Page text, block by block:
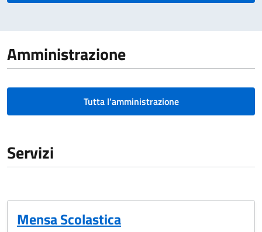
Amministrazione
Tutta l’amministrazione
Servizi
Mensa Scolastica